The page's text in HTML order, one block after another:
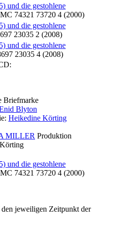
und die gestohlene
MC 74321 73720 4 (2000)
und die gestohlene
23035 2 (2008)
und die gestohlene
23035 4 (2008)
Briefmarke
Blyton
Heikedine Körting
MILLER Produktion
und die gestohlene
MC 74321 73720 4 (2000)
jeweiligen Zeitpunkt der